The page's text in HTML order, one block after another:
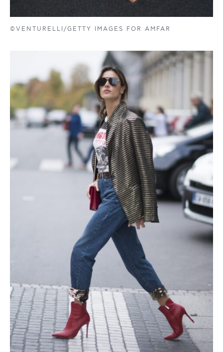
©VENTURELLI/GETTY IMAGES FOR AMFAR